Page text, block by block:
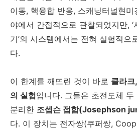
이동, 핵융합 반응, 스캐닝터널현
야에서 간접적으로 관찰되었지만,
기’의 시스템에서는 전혀 실험적으
다.
이 한계를 깨뜨린 것이 바로 클라
의 실험입니다. 그들은 초전도체
분리한 조셉슨 접합(Josephson
다. 이 장치는 전자쌍(쿠퍼쌍,